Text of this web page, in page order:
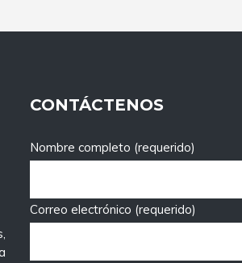
CONTÁCTENOS
Nombre completo (requerido)
Correo electrónico (requerido)